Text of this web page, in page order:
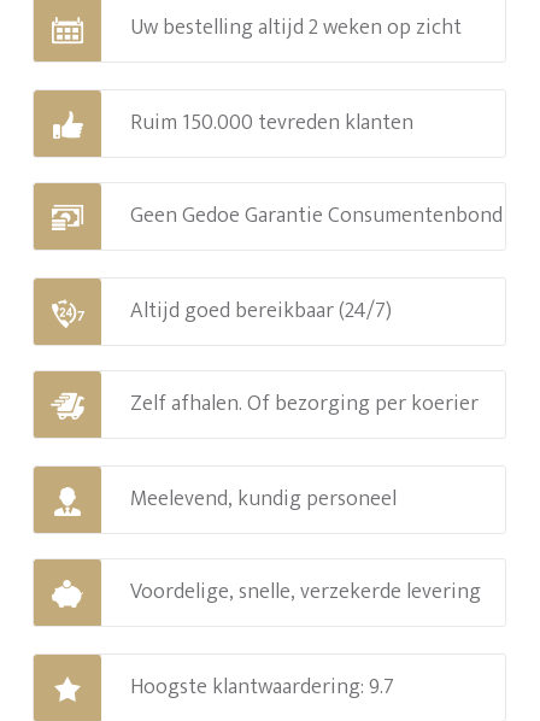
Uw bestelling altijd 2 weken op zicht
Ruim 150.000 tevreden klanten
Geen Gedoe Garantie Consumentenbond
Altijd goed bereikbaar (24/7)
Zelf afhalen. Of bezorging per koerier
Meelevend, kundig personeel
Voordelige, snelle, verzekerde levering
Hoogste klantwaardering: 9.7